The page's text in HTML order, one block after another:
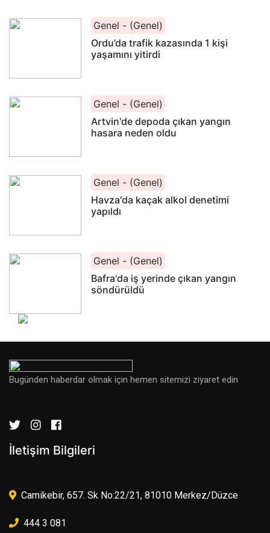
Genel - (Genel)
Ordu’da trafik kazasında 1 kişi
yaşamını yitirdi
Genel - (Genel)
Artvin'de depoda çıkan yangın
hasara neden oldu
Genel - (Genel)
Havza'da kaçak alkol denetimi
yapıldı
Genel - (Genel)
Bafra'da iş yerinde çıkan yangın
söndürüldü
Bugünden haberdar olmak için hemen sitemizi ziyaret edin
İletişim Bilgileri
Camikebir, 657. Sk No:22/21, 81010 Merkez/Düzce
444 3 081